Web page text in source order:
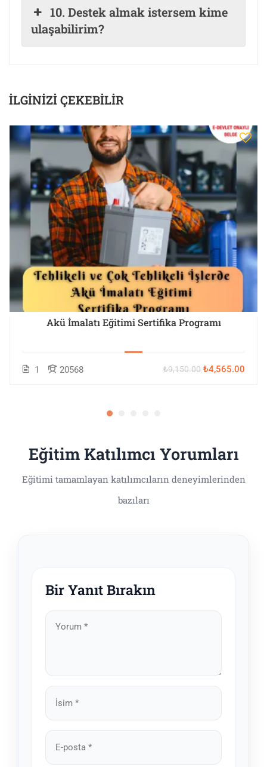
10. Destek almak istersem kime
ulaşabilirim?
İLGINIZI ÇEKEBILIR
Akü İmalatı Eğitimi Sertifika Programı
1 20568 ₺9,150.00 ₺4,565.00
Eğitim Katılımcı Yorumları
Bir Yanıt Bırakın